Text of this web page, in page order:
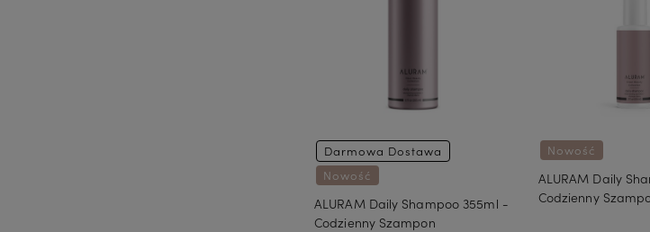
Nowość
Darmowa Dostawa
ALURAM Daily Shampoo 355ml -
Codzienny Szampon
Nowość
ALURAM Daily
Codzienny